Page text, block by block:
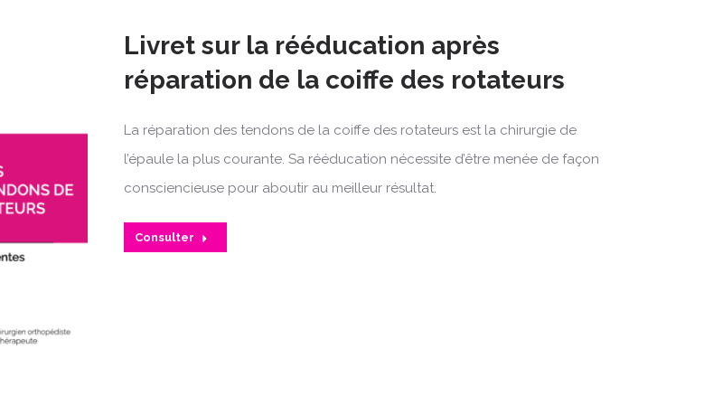
Livret sur la rééducation après
réparation de la coiffe des rotateurs
La réparation des tendons de la coiffe des rotateurs est la chirurgie de
l’épaule la plus courante. Sa rééducation nécessite d’être menée de façon
consciencieuse pour aboutir au meilleur résultat.
Consulter